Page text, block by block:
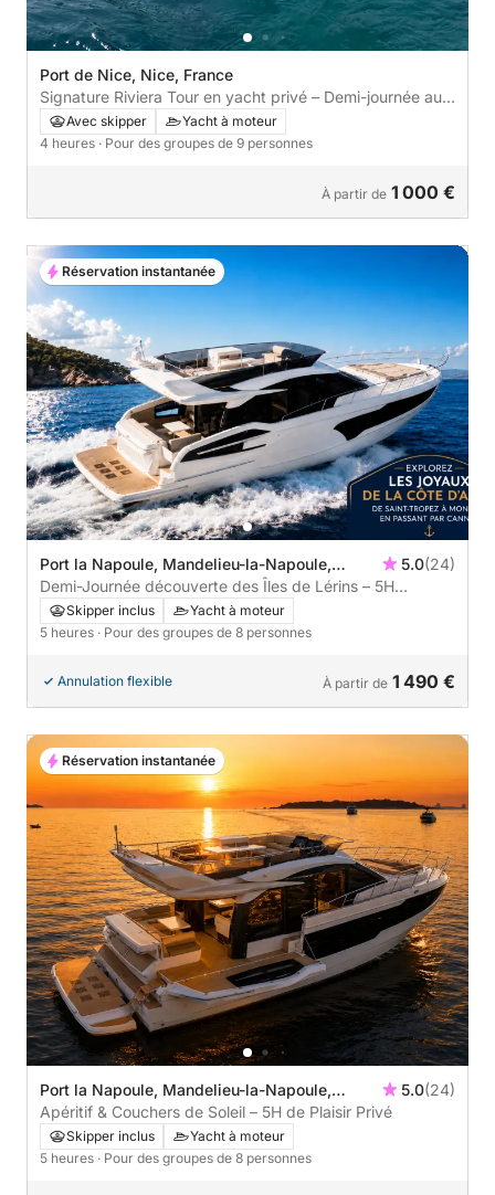
Port de Nice, Nice, France
Signature Riviera Tour en yacht privé – Demi-journée au
départ de Nice
Avec skipper
Yacht à moteur
4 heures · Pour des groupes de 9 personnes
À partir de 1 000 €
Port la Napoule, Mandelieu-la-Napoule,
France
5.0(24)
Demi-Journée découverte des Îles de Lérins – 5H
d’Évasion
Skipper inclus
Yacht à moteur
5 heures · Pour des groupes de 8 personnes
Annulation flexible À partir de 1 490 €
Réservation instantanée
Port la Napoule, Mandelieu-la-Napoule,
France
5.0(24)
Apéritif & Couchers de Soleil – 5H de Plaisir Privé
Skipper inclus
Yacht à moteur
5 heures · Pour des groupes de 8 personnes
Réservation instantanée